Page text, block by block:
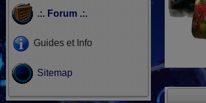
.:. Forum .:.
Guides et Info
Sitemap